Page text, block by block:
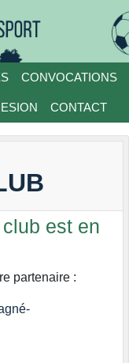
CONVOCATIONS
CONTACT
est en
partenaire :